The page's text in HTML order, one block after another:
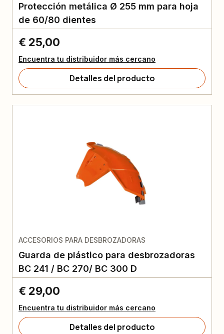
Protección metálica Ø 255 mm para hoja
de 60/80 dientes
€ 25,00
Encuentra tu distribuidor más cercano
Detalles del producto
ACCESORIOS PARA DESBROZADORAS
Guarda de plástico para desbrozadoras
BC 241 / BC 270/ BC 300 D
€ 29,00
Encuentra tu distribuidor más cercano
Detalles del producto